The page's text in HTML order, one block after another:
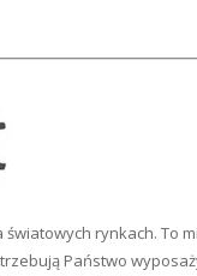
światowych rynkach.
Państwo